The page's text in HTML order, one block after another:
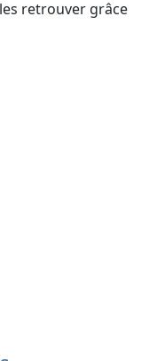
retrouver grâce